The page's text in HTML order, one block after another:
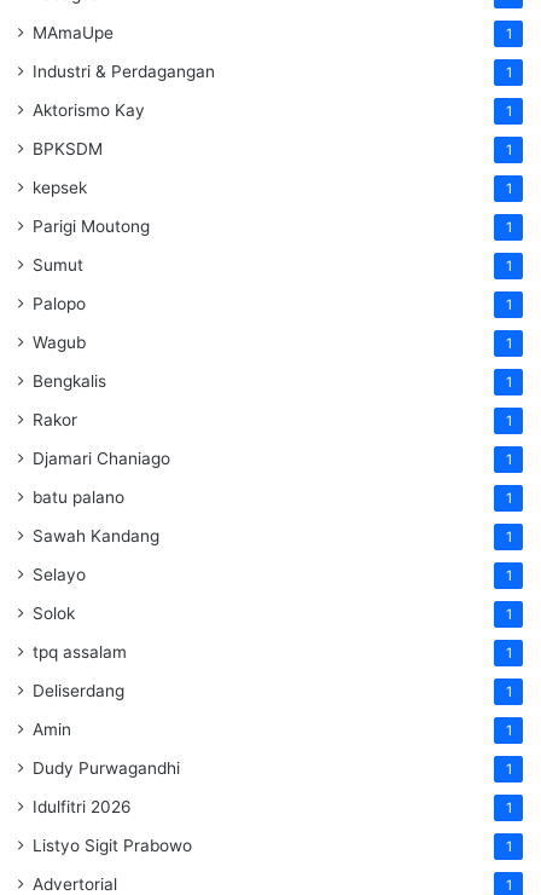
MAmaUpe 1
Industri & Perdagangan 1
Aktorismo Kay 1
BPKSDM 1
kepsek 1
Parigi Moutong 1
Sumut 1
Palopo 1
Wagub 1
Bengkalis 1
Rakor 1
Djamari Chaniago 1
batu palano 1
Sawah Kandang 1
Selayo 1
Solok 1
tpq assalam 1
Deliserdang 1
Amin 1
Dudy Purwagandhi 1
Idulfitri 2026 1
Listyo Sigit Prabowo 1
Advertorial 1